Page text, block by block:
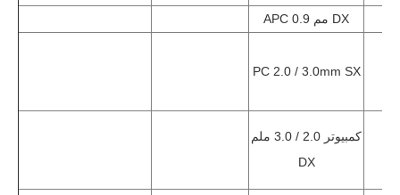
APC 0.9 مم DX
PC 2.0 / 3.0mm SX
كمبيوتر 2.0 / 3.0 ملم
DX